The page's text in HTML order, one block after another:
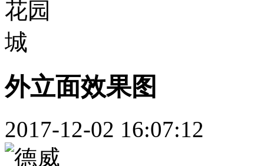
外立面效果图
2017-12-02 16:07:12